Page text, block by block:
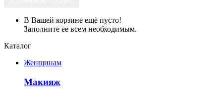
В Вашей корзине ещё пусто!
Заполните ее всем необходимым.
Каталог
Женщинам
Макияж